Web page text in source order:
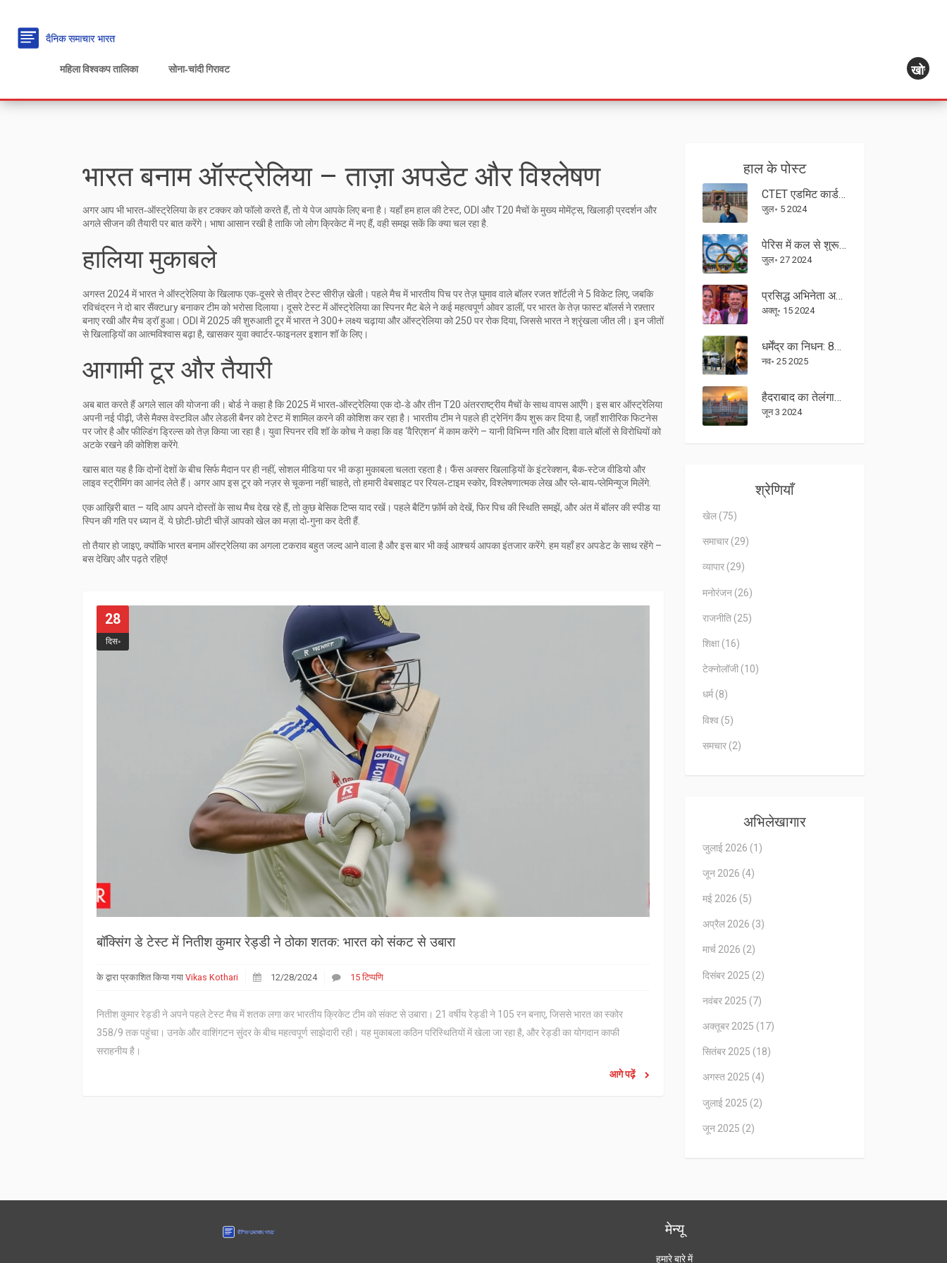
महिला विश्वकप तालिका सोना‑चांदी गिरावट खोज
भारत बनाम ऑस्ट्रेलिया – ताज़ा अपडेट और विश्लेषण
अगर आप भी भारत‑ऑस्ट्रेलिया के हर टक्कर को फॉलो करते हैं, तो ये पेज आपके लिए बना है। यहाँ हम हाल की टेस्ट, ODI और T20 मैचों के मुख्य मोमेंट्स, खिलाड़ी प्रदर्शन और
अगले सीजन की तैयारी पर बात करेंगे। भाषा आसान रखी है ताकि जो लोग क्रिकेट में नए हैं, वही समझ सकें कि क्या चल रहा है.
हालिया मुकाबले
अगस्त 2024 में भारत ने ऑस्ट्रेलिया के खिलाफ एक‑दूसरे से तीव्र टेस्ट सीरीज़ खेली। पहले मैच में भारतीय पिच पर तेज़ घुमाव वाले बॉलर रजत शॉर्टली ने 5 विकेट लिए, जबकि
रविचंद्रन ने दो बार सैंक्टury बनाकर टीम को भरोसा दिलाया। दूसरे टेस्ट में ऑस्ट्रेलिया का स्पिनर मैट बेले ने कई महत्वपूर्ण ओवर डालीं, पर भारत के तेज़ फास्ट बॉलर्स ने रफ़्तार
बनाए रखी और मैच ड्रॉ हुआ। ODI में 2025 की शुरुआती टूर में भारत ने 300+ लक्ष्य चढ़ाया और ऑस्ट्रेलिया को 250 पर रोक दिया, जिससे भारत ने श्रृंखला जीत ली। इन जीतों
से खिलाड़ियों का आत्मविश्वास बढ़ा है, खासकर युवा क्वार्टर‑फाइनलर इशान शॉ के लिए।
आगामी टूर और तैयारी
अब बात करते हैं अगले साल की योजना की। बोर्ड ने कहा है कि 2025 में भारत‑ऑस्ट्रेलिया एक दो‑डे और तीन T20 अंतरराष्ट्रीय मैचों के साथ वापस आएँगे। इस बार ऑस्ट्रेलिया
अपनी नई पीढ़ी, जैसे मैक्स वेस्टविल और लेडली बैनर को टेस्ट में शामिल करने की कोशिश कर रहा है। भारतीय टीम ने पहले ही ट्रेनिंग कैंप शुरू कर दिया है, जहाँ शारीरिक फिटनेस
पर जोर है और फील्डिंग ड्रिल्स को तेज़ किया जा रहा है। युवा स्पिनर रवि शॉ के कोच ने कहा कि वह ‘वैरिएशन’ में काम करेंगे – यानी विभिन्न गति और दिशा वाले बॉलों से विरोधियों को
अटके रखने की कोशिश करेंगे.
खास बात यह है कि दोनों देशों के बीच सिर्फ मैदान पर ही नहीं, सोशल मीडिया पर भी कड़ा मुकाबला चलता रहता है। फैंस अक्सर खिलाड़ियों के इंटरेक्शन, बैक‑स्टेज वीडियो और
लाइव स्ट्रीमिंग का आनंद लेते हैं। अगर आप इस टूर को नज़र से चूकना नहीं चाहते, तो हमारी वेबसाइट पर रियल‑टाइम स्कोर, विश्लेषणात्मक लेख और प्ले‑बाय‑प्लेमिन्यूज मिलेंगे.
एक आख़िरी बात – यदि आप अपने दोस्तों के साथ मैच देख रहे हैं, तो कुछ बेसिक टिप्स याद रखें। पहले बैटिंग फ़ॉर्म को देखें, फिर पिच की स्थिति समझें, और अंत में बॉलर की स्पीड या
स्पिन की गति पर ध्यान दें. ये छोटी‑छोटी चीज़ें आपको खेल का मज़ा दो‑गुना कर देती हैं.
तो तैयार हो जाइए, क्योंकि भारत बनाम ऑस्ट्रेलिया का अगला टकराव बहुत जल्द आने वाला है और इस बार भी कई आश्चर्य आपका इंतजार करेंगे. हम यहाँ हर अपडेट के साथ रहेंगे –
बस देखिए और पढ़ते रहिए!
28
दिस॰
बॉक्सिंग डे टेस्ट में नितीश कुमार रेड्डी ने ठोका शतक: भारत को संकट से उबारा
के द्वारा प्रकाशित किया गया Vikas Kothari 12/28/2024 15 टिप्पणि
नितीश कुमार रेड्डी ने अपने पहले टेस्ट मैच में शतक लगा कर भारतीय क्रिकेट टीम को संकट से उबारा। 21 वर्षीय रेड्डी ने 105 रन बनाए, जिससे भारत का स्कोर
358/9 तक पहुंचा। उनके और वाशिंगटन सुंदर के बीच महत्वपूर्ण साझेदारी रही। यह मुकाबला कठिन परिस्थितियों में खेला जा रहा है, और रेड्डी का योगदान काफी
सराहनीय है।
आगे पढ़ें
हाल के पोस्ट
CTET एडमिट कार्ड 2024: अब ctet.nic.in से डाउनलोड करें जुलाई हॉल टिकट, जाने विस्तार से
जुल॰ 5 2024
पेरिस में कल से शुरू होंगे 2024 ओलंपिक खेल, 33वें संस्करण में हिस्सा लेंगे 10,500 खिलाड़ी
जुल॰ 27 2024
प्रसिद्ध अभिनेता अतरुल पर्चूर के निधन से बॉलीवुड और मराठी सिनेमा में शोक की लहर
अक्तू॰ 15 2024
धर्मेंद्र का निधन: 89 वर्षीय बॉलीवुड 'ही-मैन' की अंतिम सांस, जुहू घर पर शांति से चल बसी
नव॰ 25 2025
हैदराबाद का तेलंगाना की राजधानी के रूप में अद्वितीय सफर
जून 3 2024
श्रेणियाँ
खेल (75)
समाचार (29)
व्यापार (29)
मनोरंजन (26)
राजनीति (25)
शिक्षा (16)
टेक्नोलॉजी (10)
धर्म (8)
विश्व (5)
समचार (2)
अभिलेखागार
जुलाई 2026 (1)
जून 2026 (4)
मई 2026 (5)
अप्रैल 2026 (3)
मार्च 2026 (2)
दिसंबर 2025 (2)
नवंबर 2025 (7)
अक्तूबर 2025 (17)
सितंबर 2025 (18)
अगस्त 2025 (4)
जुलाई 2025 (2)
जून 2025 (2)
मेन्यू
हमारे बारे में